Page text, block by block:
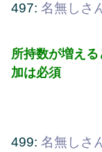
497: 名無しさ
所持数が増える
加は必須
499: 名無しさ